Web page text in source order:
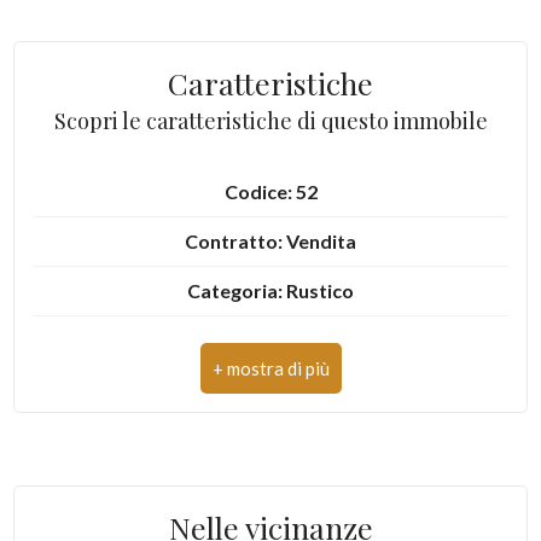
Caratteristiche
Scopri le caratteristiche di questo immobile
Codice: 52
Contratto: Vendita
Categoria: Rustico
Indirizzo: via Francesco D'Assisi
CAP: 81024
Nelle vicinanze
5